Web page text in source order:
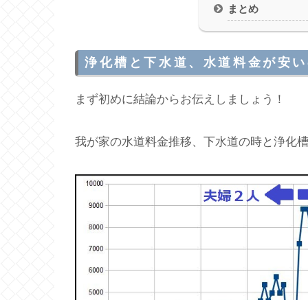
まとめ
浄化槽と下水道、水道料金が安
まず初めに結論からお伝えしましょう！
我が家の水道料金推移、下水道の時と浄化